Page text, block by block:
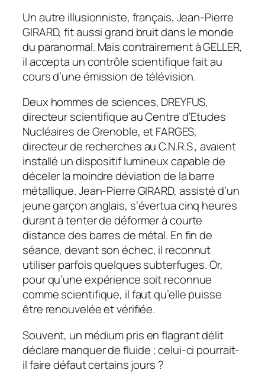
Un autre illusionniste, français, Jean-Pierre
GIRARD, fit aussi grand bruit dans le monde
du paranormal. Mais contrairement à GELLER,
il accepta un contrôle scientifique fait au
cours d’une émission de télévision.
Deux hommes de sciences, DREYFUS,
directeur scientifique au Centre d’Etudes
Nucléaires de Grenoble, et FARGES,
directeur de recherches au C.N.R.S., avaient
installé un dispositif lumineux capable de
déceler la moindre déviation de la barre
métallique. Jean-Pierre GIRARD, assisté d’un
jeune garçon anglais, s’évertua cinq heures
durant à tenter de déformer à courte
distance des barres de métal. En fin de
séance, devant son échec, il reconnut
utiliser parfois quelques subterfuges. Or,
pour qu’une expérience soit reconnue
comme scientifique, il faut qu’elle puisse
être renouvelée et vérifiée.
Souvent, un médium pris en flagrant délit
déclare manquer de fluide ; celui-ci pourrait-
il faire défaut certains jours ?